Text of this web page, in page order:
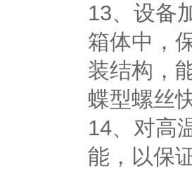
13、设备
箱体中，
装结构，
蝶型螺丝
14、对高
能，以保